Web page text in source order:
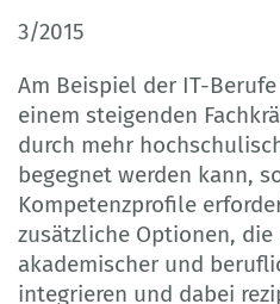
3/2015
Am Beispiel der IT-
einem steigenden
durch mehr
begegnet werden kann,
Kompetenzprofile
zusätzliche Optionen, die
akademischer und
integrieren und dabei